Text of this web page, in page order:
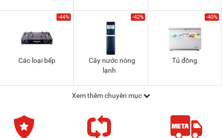
-44%
Các loại bếp
-42%
Cây nước nóng
lạnh
-40%
Tủ đông
Xem thêm chuyên mục